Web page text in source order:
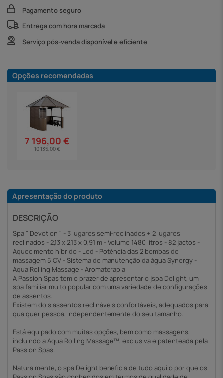
Pagamento seguro
Entrega com hora marcada
Serviço pós-venda disponível e eficiente
Opções recomendadas
7 196,00 €
10 135,00 €
Apresentação do produto
DESCRIÇÃO
Spa " Devotion " - 3 lugares semi-reclinados + 2 lugares
reclinados - 2,13 x 2,13 x 0,91 m - Volume 1480 litros - 82 jactos -
Aquecimento híbrido - Led - Potência das 2 bombas de
massagem 5 CV - Sistema de manutenção da água Synergy -
Aqua Rolling Massage - Aromaterapia
A Passion Spas tem o prazer de apresentar o jspa Delight, um
spa familiar muito popular com uma variedade de configurações
de assentos.
Existem dois assentos reclináveis confortáveis, adequados para
qualquer pessoa, independentemente do seu tamanho.
Está equipado com muitas opções, bem como massagens,
incluindo a Aqua Rolling Massage™, exclusiva e patenteada pela
Passion Spas.
Naturalmente, o spa Delight beneficia de tudo aquilo por que os